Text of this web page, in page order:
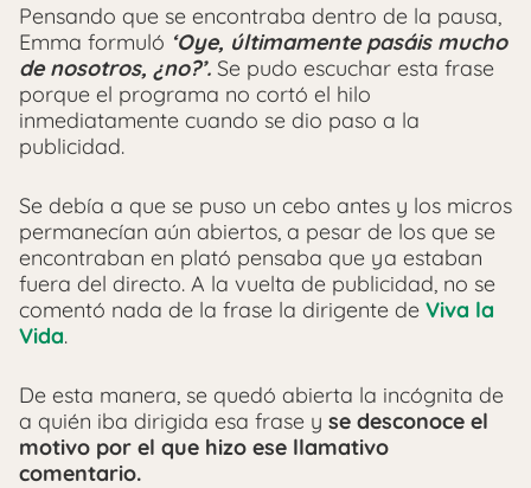
Pensando que se encontraba dentro de la pausa,
Emma formuló ‘Oye, últimamente pasáis mucho
de nosotros, ¿no?’. Se pudo escuchar esta frase
porque el programa no cortó el hilo
inmediatamente cuando se dio paso a la
publicidad.
Se debía a que se puso un cebo antes y los micros
permanecían aún abiertos, a pesar de los que se
encontraban en plató pensaba que ya estaban
fuera del directo. A la vuelta de publicidad, no se
comentó nada de la frase la dirigente de Viva la
Vida.
De esta manera, se quedó abierta la incógnita de
a quién iba dirigida esa frase y se desconoce el
motivo por el que hizo ese llamativo
comentario.